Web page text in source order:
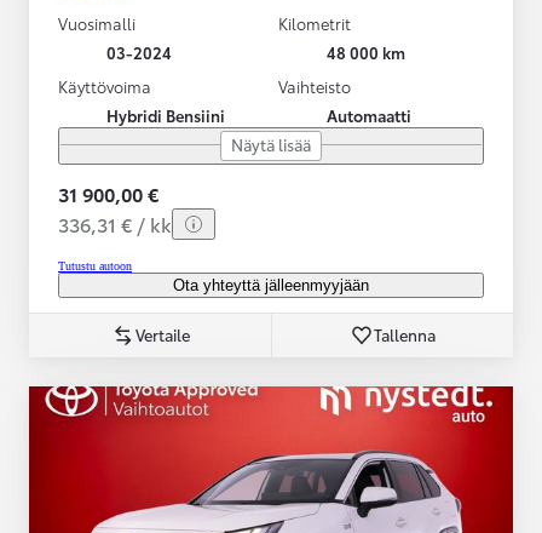
Vuosimalli
03-2024
Kilometrit
48 000 km
Käyttövoima
Hybridi Bensiini
Vaihteisto
Automaatti
Näytä lisää
31 900,00 €
336,31 € / kk
Tutustu autoon
Ota yhteyttä jälleenmyyjään
Vertaile Tallenna